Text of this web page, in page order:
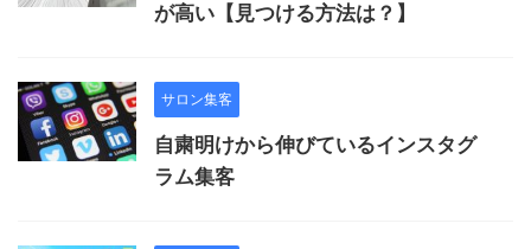
が高い【見つける方法は？】
サロン集客
自粛明けから伸びているインスタグ
ラム集客